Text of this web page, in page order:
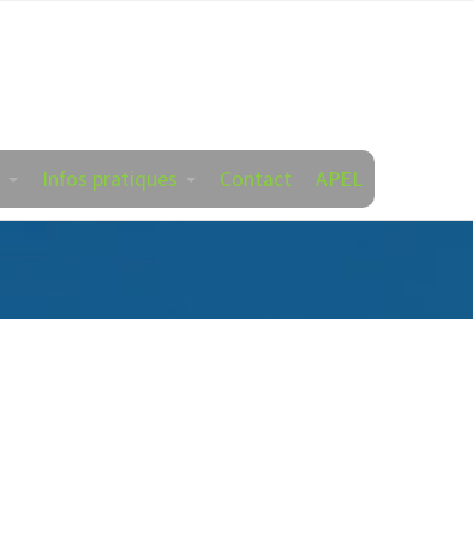
Infos pratiques Contact APEL